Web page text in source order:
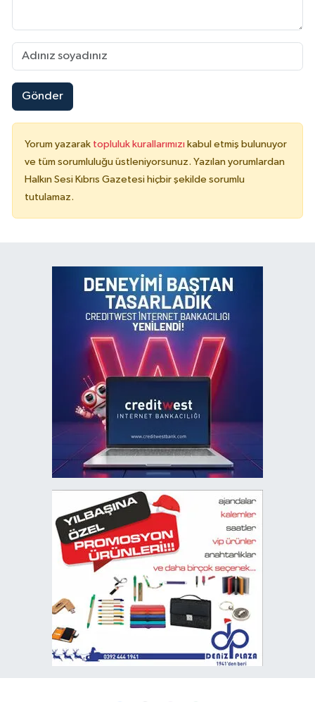
Gönder
Yorum yazarak topluluk kurallarımızı kabul etmiş bulunuyor
ve tüm sorumluluğu üstleniyorsunuz. Yazılan yorumlardan
Halkın Sesi Kıbrıs Gazetesi hiçbir şekilde sorumlu
tutulamaz.